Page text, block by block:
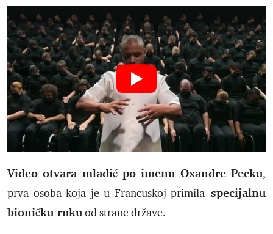
Video otvara mladić po imenu Oxandre Pecku,
prva osoba koja je u Francuskoj primila specijalnu
bioničku ruku od strane države.